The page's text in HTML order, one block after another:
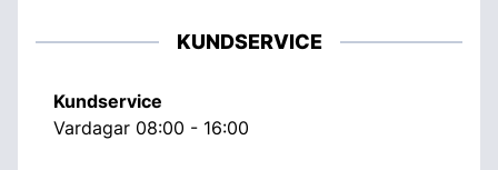
KUNDSERVICE
Kundservice
Vardagar 08:00 - 16:00